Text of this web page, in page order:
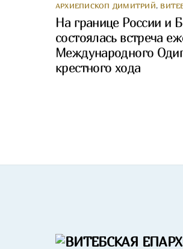
АРХИЕПИСКОП ДИМИТРИЙ,
На границе России и
состоялась встреча
Международного
крестного хода